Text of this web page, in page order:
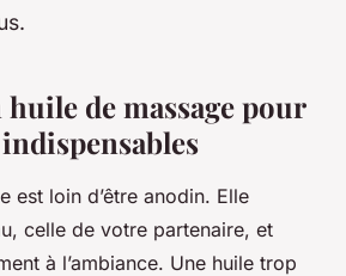
de massage pour
est loin d’être anodin. Elle
celle de votre partenaire, et
à l’ambiance. Une huile trop